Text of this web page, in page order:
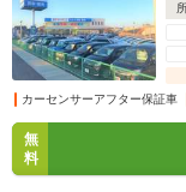
カーセンサーアフター保証車
無
料